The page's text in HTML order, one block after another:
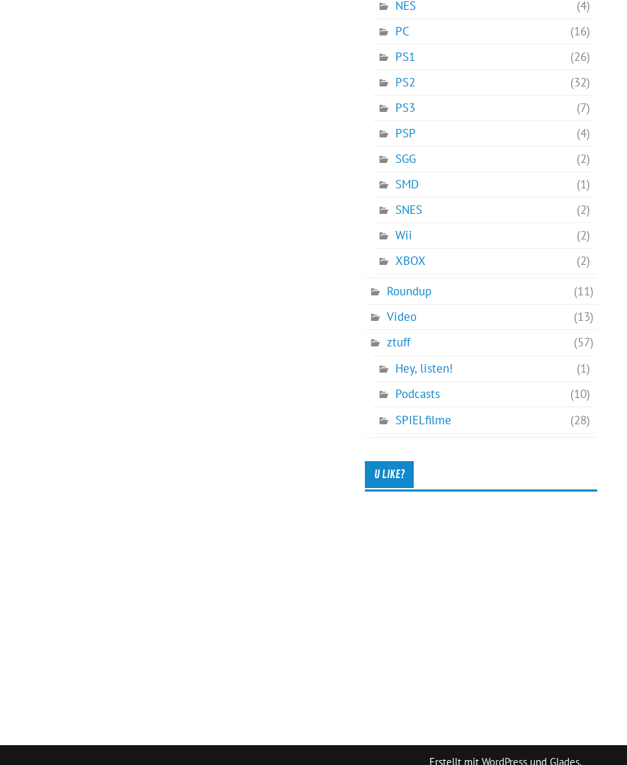
NES
(4)
PC
(16)
PS1
(26)
PS2
(32)
PS3
(7)
PSP
(4)
SGG
(2)
SMD
(1)
SNES
(2)
Wii
(2)
XBOX
(2)
Roundup
(11)
Video
(13)
ztuff
(57)
Hey, listen!
(1)
Podcasts
(10)
SPIELfilme
(28)
U LIKE?
Erstellt mit WordPress und Glades.